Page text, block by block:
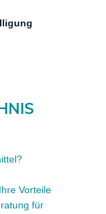
Vorteile
für